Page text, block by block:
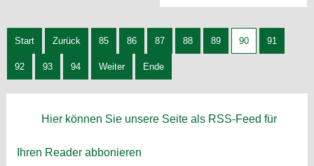
Start Zurück 85 86 87 88 89 90 91
92 93 94 Weiter Ende
Hier können Sie unsere Seite als RSS-Feed für
Ihren Reader abbonieren